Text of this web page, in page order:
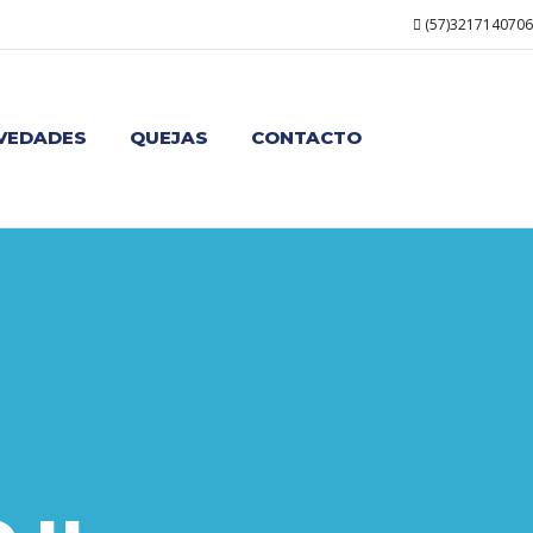
(57)3217140706
QUEJAS CONTACTO